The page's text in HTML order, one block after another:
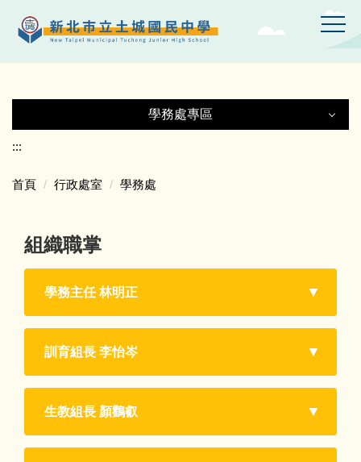
到
要
容
學務處專區
友善校園專區
交通安全專區
反菸檳專區
正向管教專區
:::
首頁 行政處室 學務處
組織職掌
學務主任 林明正
訓育組長 李怡岑
生教組長 顏鸛叡